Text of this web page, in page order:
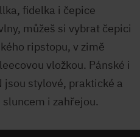
fidelka i čepice
můžeš si vybrat čepici
ripstopu, v zimě
vložkou. Pánské i
jsou stylové, praktické a
i zahřejou.